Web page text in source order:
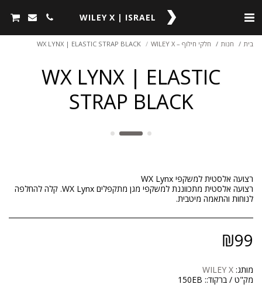
WILEY X | ISRAEL
בית חנות חלקי חילוף – WILEY X WX LYNX | ELASTIC STRAP BLACK
WX LYNX | ELASTIC
STRAP BLACK
רצועה אלסטית מתכווננת למשקפי מגן מתקפלים WX Lynx. קלה להחלפה
לנוחות והתאמה מיטבית.
₪99
מותג: WILEY X
מק"ט / ברקוד:: 150EB